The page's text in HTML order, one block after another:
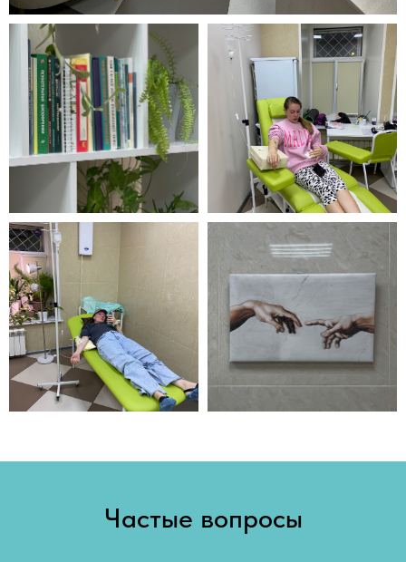
Частые вопросы